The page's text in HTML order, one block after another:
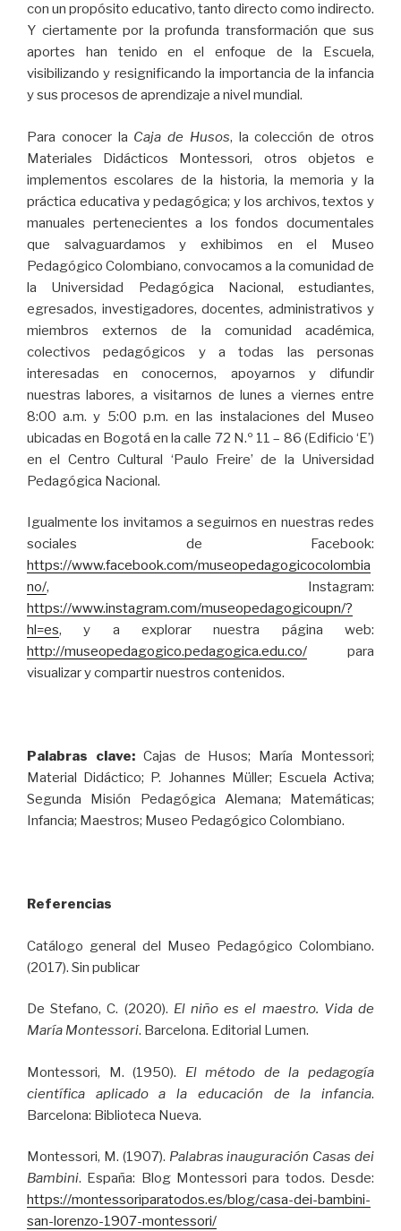
con un propósito educativo, tanto directo como indirecto.
Y ciertamente por la profunda transformación que sus
aportes han tenido en el enfoque de la Escuela,
visibilizando y resignificando la importancia de la infancia
y sus procesos de aprendizaje a nivel mundial.
Para conocer la Caja de Husos, la colección de otros
Materiales Didácticos Montessori, otros objetos e
implementos escolares de la historia, la memoria y la
práctica educativa y pedagógica; y los archivos, textos y
manuales pertenecientes a los fondos documentales
que salvaguardamos y exhibimos en el Museo
Pedagógico Colombiano, convocamos a la comunidad de
la Universidad Pedagógica Nacional, estudiantes,
egresados, investigadores, docentes, administrativos y
miembros externos de la comunidad académica,
colectivos pedagógicos y a todas las personas
interesadas en conocernos, apoyarnos y difundir
nuestras labores, a visitarnos de lunes a viernes entre
8:00 a.m. y 5:00 p.m. en las instalaciones del Museo
ubicadas en Bogotá en la calle 72 N.º 11 – 86 (Edificio ‘E’)
en el Centro Cultural ‘Paulo Freire’ de la Universidad
Pedagógica Nacional.
Igualmente los invitamos a seguirnos en nuestras redes
sociales de Facebook:
https://www.facebook.com/museopedagogicocolombia
no/, Instagram:
https://www.instagram.com/museopedagogicoupn/?
hl=es, y a explorar nuestra página web:
http://museopedagogico.pedagogica.edu.co/ para
visualizar y compartir nuestros contenidos.
Palabras clave: Cajas de Husos; María Montessori;
Material Didáctico; P. Johannes Müller; Escuela Activa;
Segunda Misión Pedagógica Alemana; Matemáticas;
Infancia; Maestros; Museo Pedagógico Colombiano.
Referencias
Catálogo general del Museo Pedagógico Colombiano.
(2017). Sin publicar
De Stefano, C. (2020). El niño es el maestro. Vida de
María Montessori. Barcelona. Editorial Lumen.
Montessori, M. (1950). El método de la pedagogía
científica aplicado a la educación de la infancia.
Barcelona: Biblioteca Nueva.
Montessori, M. (1907). Palabras inauguración Casas dei
Bambini. España: Blog Montessori para todos. Desde:
https://montessoriparatodos.es/blog/casa-dei-bambini-
san-lorenzo-1907-montessori/